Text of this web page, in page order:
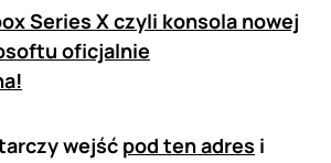
Series X czyli konsola nowej
oficjalnie
wejść pod ten adres i